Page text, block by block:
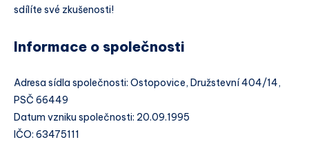
sdílíte své zkušenosti!
Informace o společnosti
Adresa sídla společnosti: Ostopovice, Družstevní 404/14,
PSČ 66449
Datum vzniku společnosti: 20.09.1995
IČO: 63475111